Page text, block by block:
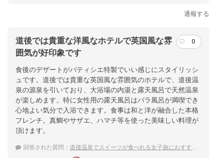
通報する
道後では貴重な洋風なホテルで英国風な雰
囲気が好印象です
0
食後のデザートがパティシエ特製でいい感じにスタイリッシ
ュです。道後では貴重な英国風な雰囲気のホテルで、道後温
泉の源泉を引いており、大浴場の内湯と露天風呂で天然温泉
が楽しめます。特に女性用の露天風呂はバラ風呂が満喫でき
心地よい気分で入浴できます。食事は和と洋が融合した本格
フレンチ。真鯛やサザエ、ハマチ等を使った美味しい料理が
頂けます。
回答された質問： 道後温泉でスイーツが食べれる女子旅におすすめの宿はありますか？